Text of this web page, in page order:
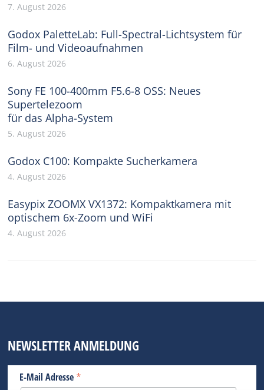
7. August 2026
Godox PaletteLab: Full-Spectral-Lichtsystem für
Film- und Videoaufnahmen
6. August 2026
Sony FE 100-400mm F5.6-8 OSS: Neues
Supertelezoom
für das Alpha-System
5. August 2026
Godox C100: Kompakte Sucherkamera
4. August 2026
Easypix ZOOMX VX1372: Kompaktkamera mit
optischem 6x-Zoom und WiFi
4. August 2026
NEWSLETTER ANMELDUNG
E-Mail Adresse *